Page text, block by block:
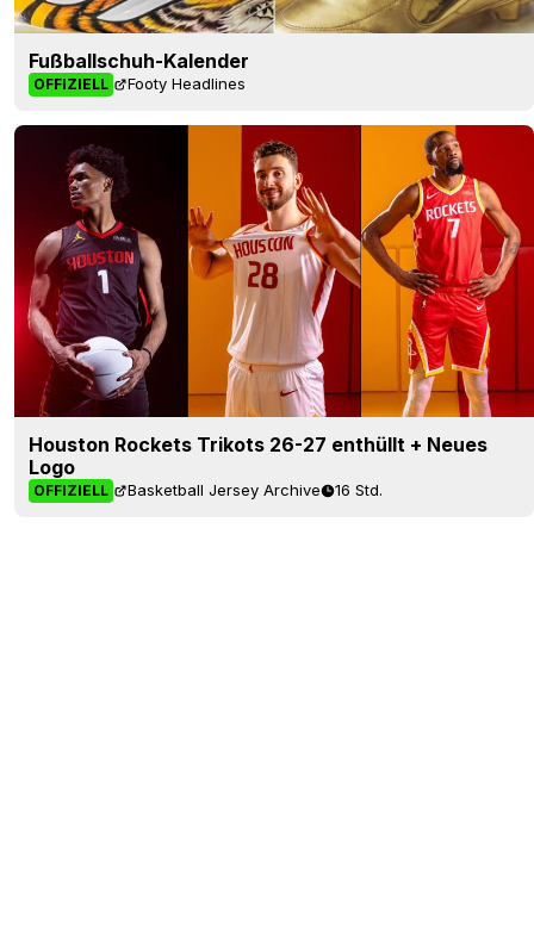
Fußballschuh-Kalender
OFFIZIELL Footy Headlines
Houston Rockets Trikots 26-27 enthüllt + Neues
Logo
OFFIZIELL Basketball Jersey Archive 16 Std.